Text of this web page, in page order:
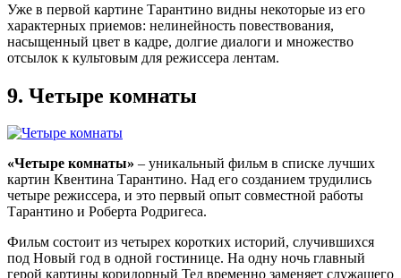
Уже в первой картине Тарантино видны некоторые из его
характерных приемов: нелинейность повествования,
насыщенный цвет в кадре, долгие диалоги и множество
отсылок к культовым для режиссера лентам.
9. Четыре комнаты
«Четыре комнаты» – уникальный фильм в списке лучших
картин Квентина Тарантино. Над его созданием трудились
четыре режиссера, и это первый опыт совместной работы
Тарантино и Роберта Родригеса.
Фильм состоит из четырех коротких историй, случившихся
под Новый год в одной гостинице. На одну ночь главный
герой картины коридорный Тед временно заменяет служащего